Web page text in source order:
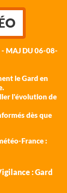
- MAJ DU 06-08-
le Gard en
l'évolution de
dès que
France :
: Gard